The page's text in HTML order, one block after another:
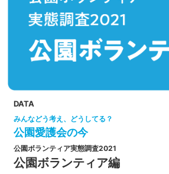
DATA
みんなどう考え、どうしてる？
公園愛護会の今
公園ボランティア実態調査2021
公園ボランティア編